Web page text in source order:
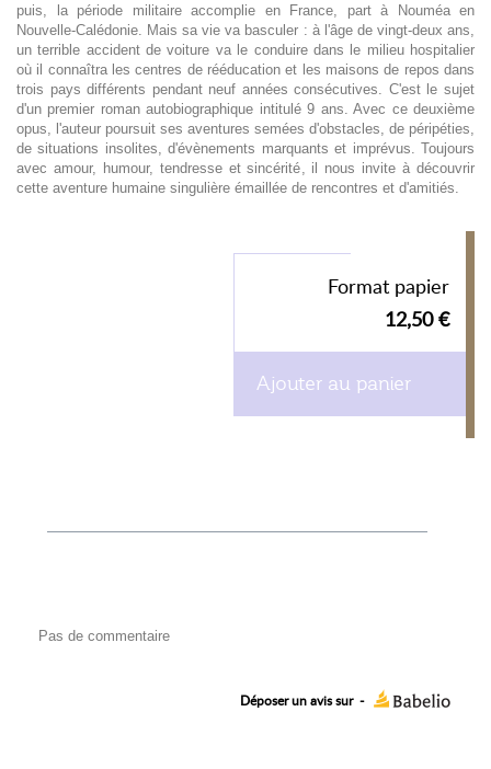
puis, la période militaire accomplie en France, part à Nouméa en
Nouvelle-Calédonie. Mais sa vie va basculer : à l'âge de vingt-deux ans,
un terrible accident de voiture va le conduire dans le milieu hospitalier
où il connaîtra les centres de rééducation et les maisons de repos dans
trois pays différents pendant neuf années consécutives. C'est le sujet
d'un premier roman autobiographique intitulé 9 ans. Avec ce deuxième
opus, l'auteur poursuit ses aventures semées d'obstacles, de péripéties,
de situations insolites, d'évènements marquants et imprévus. Toujours
avec amour, humour, tendresse et sincérité, il nous invite à découvrir
cette aventure humaine singulière émaillée de rencontres et d'amitiés.
Format papier
12,50 €
Ajouter au panier
Pas de commentaire
Déposer un avis sur -